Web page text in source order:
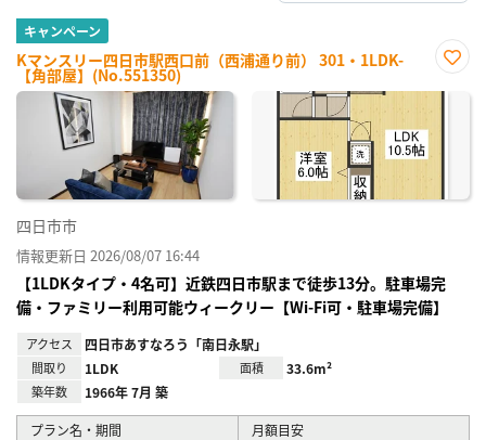
キャンペーン
Kマンスリー四日市駅西口前（西浦通り前） 301・1LDK-
【角部屋】(No.551350)
に入
四日市市
情報更新日 2026/08/07 16:44
【1LDKタイプ・4名可】近鉄四日市駅まで徒歩13分。駐車場完
備・ファミリー利用可能ウィークリー【Wi-Fi可・駐車場完備】
アクセス 四日市あすなろう「南日永駅」
間取り 1LDK 面積 33.6m²
築年数 1966年 7月 築
プラン名・期間 月額目安